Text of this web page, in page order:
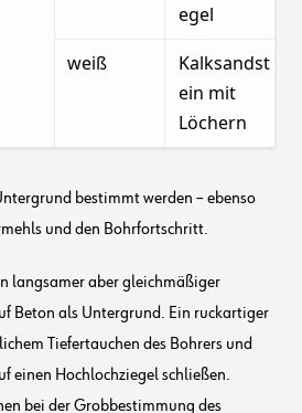
egel
weiß
Kalksandst
ein mit
Löchern
bestimmt werden – ebenso
und den Bohrfortschritt.
langsamer aber gleichmäßiger
Beton als Untergrund. Ein ruckartiger
Tiefertauchen des Bohrers und
einen Hochlochziegel schließen.
bei der Grobbestimmung des